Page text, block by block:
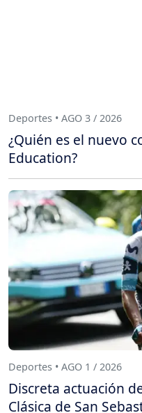
Deportes • AGO 3 / 2026
¿Quién es el nuevo
Education?
Deportes • AGO 1 / 2026
Discreta actuación
Clásica de San